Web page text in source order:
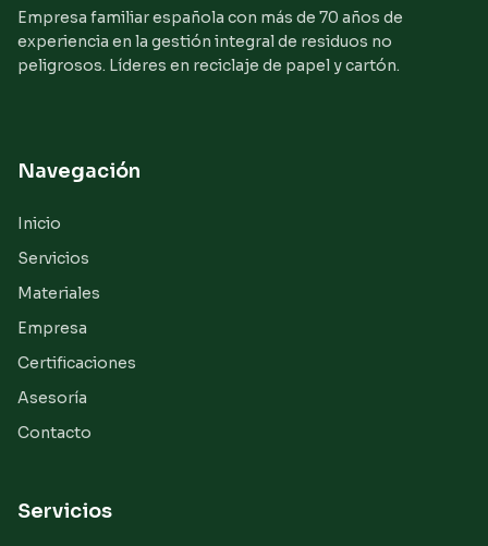
Empresa familiar española con más de 70 años de
experiencia en la gestión integral de residuos no
peligrosos. Líderes en reciclaje de papel y cartón.
Navegación
Inicio
Servicios
Materiales
Empresa
Certificaciones
Asesoría
Contacto
Servicios